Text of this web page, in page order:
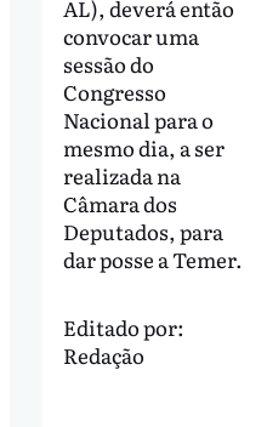
AL), deverá então
convocar uma
sessão do
Congresso
Nacional para o
mesmo dia, a ser
realizada na
Câmara dos
Deputados, para
dar posse a Temer.
Editado por:
Redação